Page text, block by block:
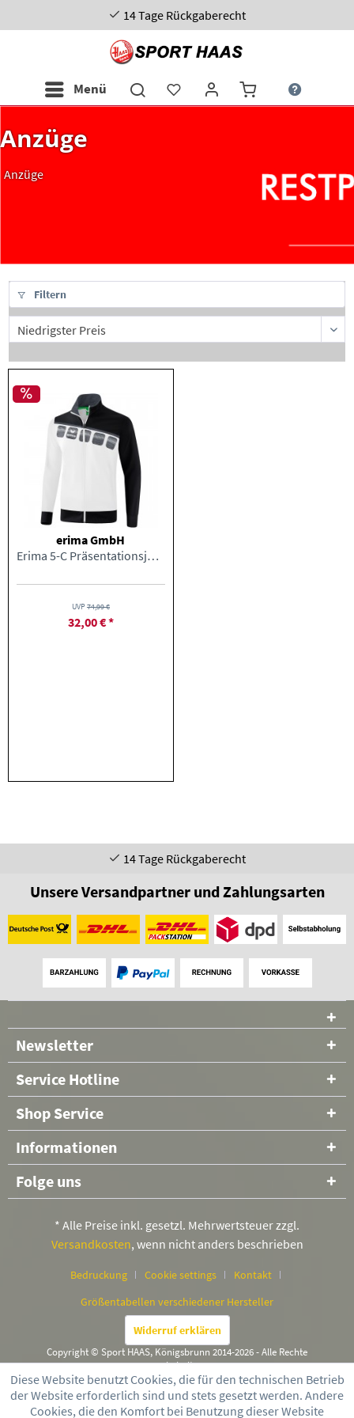
14 Tage Rückgaberecht
Menü
Anzüge
Anzüge
Filtern
erima GmbH
Erima 5-C Präsentationsjacke
UVP 74,99 €
32,00 € *
14 Tage Rückgaberecht
Unsere Versandpartner und Zahlungsarten
Newsletter
Service Hotline
Shop Service
Informationen
Folge uns
* Alle Preise inkl. gesetzl. Mehrwertsteuer zzgl.
Versandkosten, wenn nicht anders beschrieben
Bedruckung Cookie settings
Kontakt
Größentabellen verschiedener Hersteller
Widerruf erklären
Copyright © Sport HAAS, Königsbrunn 2014-2026 - Alle Rechte
vorbehalten
Diese Website benutzt Cookies, die für den technischen Betrieb
der Website erforderlich sind und stets gesetzt werden. Andere
Cookies, die den Komfort bei Benutzung dieser Website